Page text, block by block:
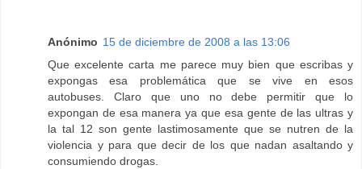
Anónimo 15 de diciembre de 2008 a las 13:06
Que excelente carta me parece muy bien que escribas y
expongas esa problemática que se vive en esos
autobuses. Claro que uno no debe permitir que lo
expongan de esa manera ya que esa gente de las ultras y
la tal 12 son gente lastimosamente que se nutren de la
violencia y para que decir de los que nadan asaltando y
consumiendo drogas.